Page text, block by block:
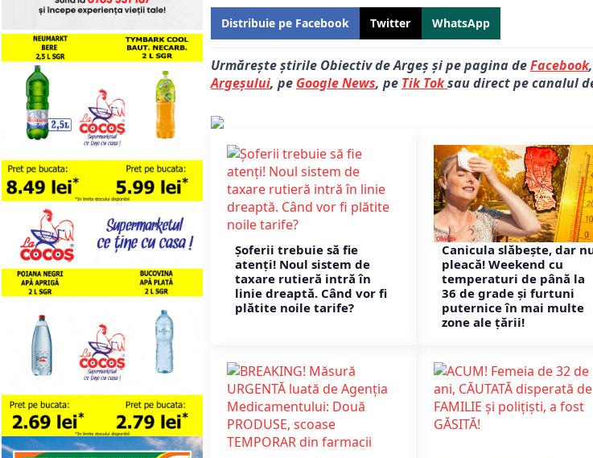
Distribuie pe Facebook Twitter WhatsApp
Urmărește știrile Obiectiv de Argeș și pe pagina deFacebook
Argeșului, pe Google News, pe Tik Toksau direct pe canalul
Șoferii trebuie să fie
atenți! Noul sistem de
taxare rutieră intră în
linie dreaptă. Când vor fi
plătite noile tarife?
Canicula slăbește, dar
pleacă! Weekend cu
temperaturi de până la
36 de grade și furtuni
puternice în mai multe
zone ale țării!